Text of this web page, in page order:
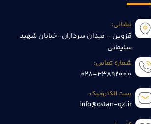
نشانی:
قزوین - میدان سرداران-خیابان شهید
سلیمانی
شماره تماس:
028-33892000
پست الکترونیک:
info@ostan-qz.ir